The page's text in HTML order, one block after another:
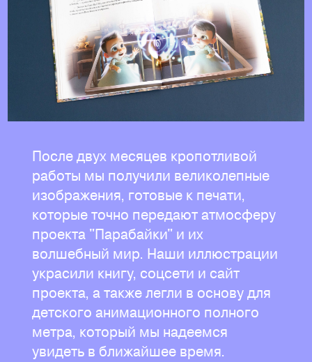
После двух месяцев кропотливой
работы мы получили великолепные
изображения, готовые к печати,
которые точно передают атмосферу
проекта "Парабайки" и их
волшебный мир. Наши иллюстрации
украсили книгу, соцсети и сайт
проекта, а также легли в основу для
детского анимационного полного
метра, который мы надеемся
увидеть в ближайшее время.